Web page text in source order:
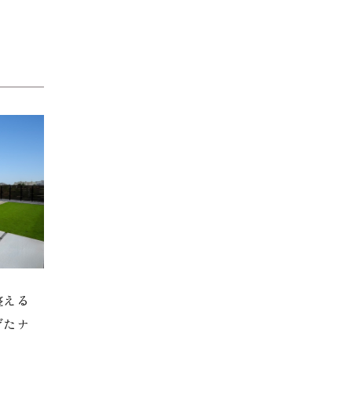
る
ナ